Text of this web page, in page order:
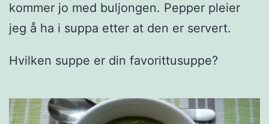
kommer jo med buljongen. Pepper pleier
jeg å ha i suppa etter at den er servert.
Hvilken suppe er din favorittusuppe?